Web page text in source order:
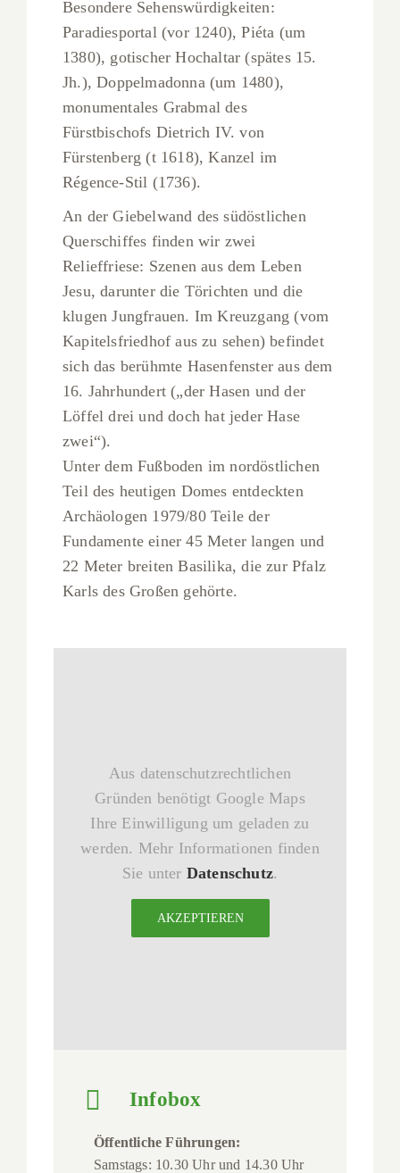
Besondere Sehenswürdigkeiten:
Paradiesportal (vor 1240), Piéta (um
1380), gotischer Hochaltar (spätes 15.
Jh.), Doppelmadonna (um 1480),
monumentales Grabmal des
Fürstbischofs Dietrich IV. von
Fürstenberg (t 1618), Kanzel im
Régence-Stil (1736).
An der Giebelwand des südöstlichen
Querschiffes finden wir zwei
Relieffriese: Szenen aus dem Leben
Jesu, darunter die Törichten und die
klugen Jungfrauen. Im Kreuzgang (vom
Kapitelsfriedhof aus zu sehen) befindet
sich das berühmte Hasenfenster aus dem
16. Jahrhundert („der Hasen und der
Löffel drei und doch hat jeder Hase
zwei“).
Unter dem Fußboden im nordöstlichen
Teil des heutigen Domes entdeckten
Archäologen 1979/80 Teile der
Fundamente einer 45 Meter langen und
22 Meter breiten Basilika, die zur Pfalz
Karls des Großen gehörte.
Aus datenschutzrechtlichen
Gründen benötigt Google Maps
Ihre Einwilligung um geladen zu
werden. Mehr Informationen finden
Sie unter Datenschutz.
AKZEPTIEREN
Infobox
Öffentliche Führungen:
Samstags: 10.30 Uhr und 14.30 Uhr